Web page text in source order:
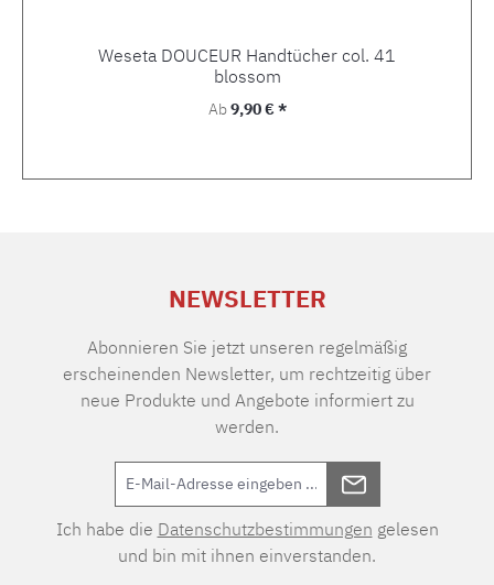
Weseta DOUCEUR Handtücher col. 41
blossom
Regulärer Preis:
Ab9,90 € *
NEWSLETTER
Abonnieren Sie jetzt unseren regelmäßig
erscheinenden Newsletter, um rechtzeitig über
neue Produkte und Angebote informiert zu
werden.
Ich habe die Datenschutzbestimmungen gelesen
und bin mit ihnen einverstanden.